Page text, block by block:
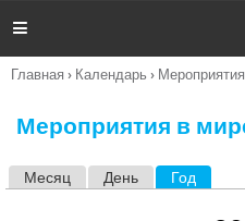
п

Вы
Главная › Календарь ›
Мероприятия в
Месяц День Год